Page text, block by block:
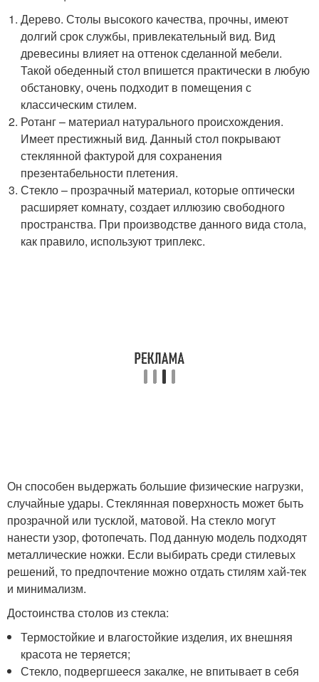
Дерево. Столы высокого качества, прочны, имеют
долгий срок службы, привлекательный вид. Вид
древесины влияет на оттенок сделанной мебели.
Такой обеденный стол впишется практически в любую
обстановку, очень подходит в помещения с
классическим стилем.
Ротанг – материал натурального происхождения.
Имеет престижный вид. Данный стол покрывают
стеклянной фактурой для сохранения
презентабельности плетения.
Стекло – прозрачный материал, которые оптически
расширяет комнату, создает иллюзию свободного
пространства. При производстве данного вида стола,
как правило, используют триплекс.
Он способен выдержать большие физические нагрузки,
случайные удары. Стеклянная поверхность может быть
прозрачной или тусклой, матовой. На стекло могут
нанести узор, фотопечать. Под данную модель подходят
металлические ножки. Если выбирать среди стилевых
решений, то предпочтение можно отдать стилям хай-тек
и минимализм.
Достоинства столов из стекла:
Термостойкие и влагостойкие изделия, их внешняя
красота не теряется;
Стекло, подвергшееся закалке, не впитывает в себя